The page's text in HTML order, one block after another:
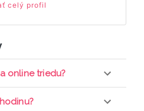
celý profil
online triedu?
prebieha priamo cez